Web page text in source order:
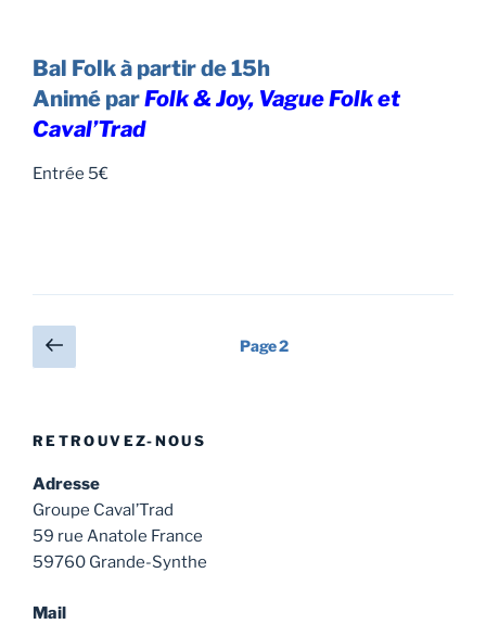
Bal Folk à partir de 15h
Animé parFolk & Joy, Vague Folk et
Caval’Trad
Entrée 5€
Pagination
des
Page
précédente
Page2
RETROUVEZ-NOUS
Adresse
Groupe Caval’Trad
59 rue Anatole France
59760 Grande-Synthe
Mail